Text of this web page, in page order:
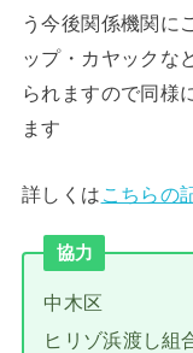
う今後関係機関に
ップ・カヤックな
られますので同様
ます
詳しくは こちらの
協力
中木区
ヒリゾ浜渡し組